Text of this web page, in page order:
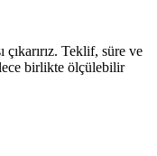
çıkarırız. Teklif, süre ve
birlikte ölçülebilir